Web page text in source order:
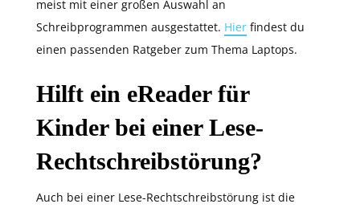
meist mit einer großen Auswahl an
Schreibprogrammen ausgestattet. Hier findest du
einen passenden Ratgeber zum Thema Laptops.
Hilft ein eReader für
Kinder bei einer Lese-
Rechtschreibstörung?
Auch bei einer Lese-Rechtschreibstörung ist die